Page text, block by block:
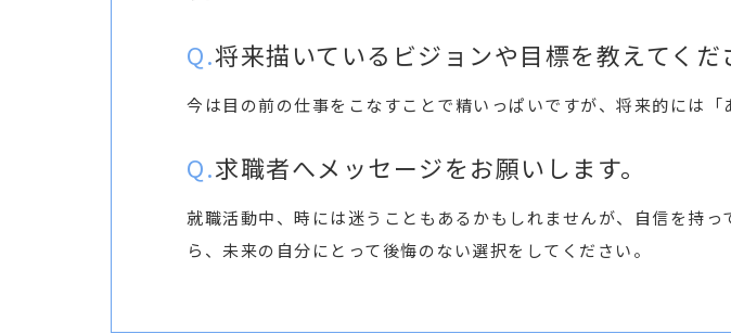
将来描いているビジョンや目標を教えてくだ
今は目の前の仕事をこなすことで精いっぱいですが、将来的には
求職者へメッセージをお願いします。
就職活動中、時には迷うこともあるかもしれませんが、自信を持
ら、未来の自分にとって後悔のない選択をしてください。